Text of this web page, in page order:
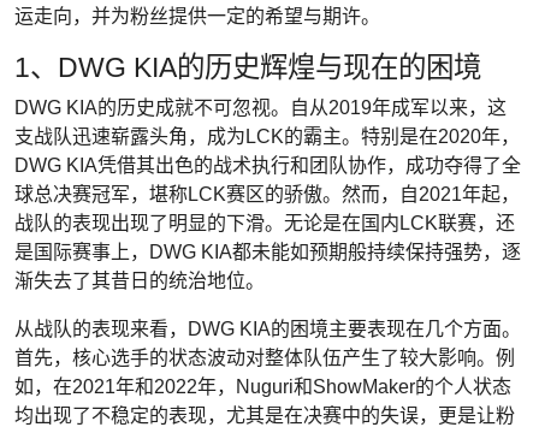
运走向，并为粉丝提供一定的希望与期许。
1、DWG KIA的历史辉煌与现在的困境
DWG KIA的历史成就不可忽视。自从2019年成军以来，这
支战队迅速崭露头角，成为LCK的霸主。特别是在2020年，
DWG KIA凭借其出色的战术执行和团队协作，成功夺得了全
球总决赛冠军，堪称LCK赛区的骄傲。然而，自2021年起，
战队的表现出现了明显的下滑。无论是在国内LCK联赛，还
是国际赛事上，DWG KIA都未能如预期般持续保持强势，逐
渐失去了其昔日的统治地位。
从战队的表现来看，DWG KIA的困境主要表现在几个方面。
首先，核心选手的状态波动对整体队伍产生了较大影响。例
如，在2021年和2022年，Nuguri和ShowMaker的个人状态
均出现了不稳定的表现，尤其是在决赛中的失误，更是让粉